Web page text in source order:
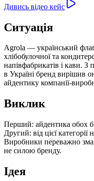
Дивись відео кейс
Ситуація
Agrola — український
хлібобулочної та
напівфабрикатів і кави. З
в Україні бренд вирішив
айдентику компанії-
Виклик
Перший: айдентика обох
Другий: від цієї
Виробники переважно
не силою бренду.
Ідея